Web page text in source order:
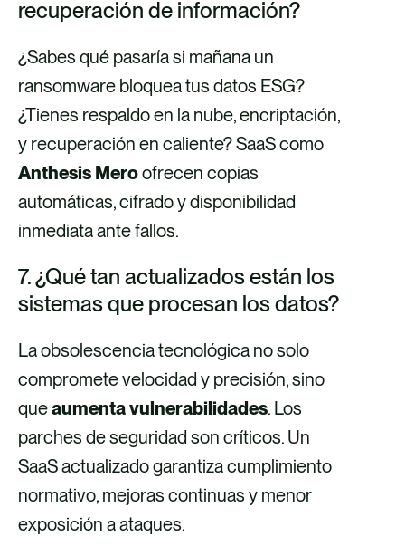
recuperación de información?
¿Sabes qué pasaría si mañana un
ransomware bloquea tus datos ESG?
¿Tienes respaldo en la nube, encriptación,
y recuperación en caliente? SaaS como
Anthesis Meroofrecen copias
automáticas, cifrado y disponibilidad
inmediata ante fallos.
7. ¿Qué tan actualizados están los
sistemas que procesan los datos?
La obsolescencia tecnológica no solo
compromete velocidad y precisión, sino
queaumenta vulnerabilidades. Los
parches de seguridad son críticos. Un
SaaS actualizado garantiza cumplimiento
normativo, mejoras continuas y menor
exposición a ataques.